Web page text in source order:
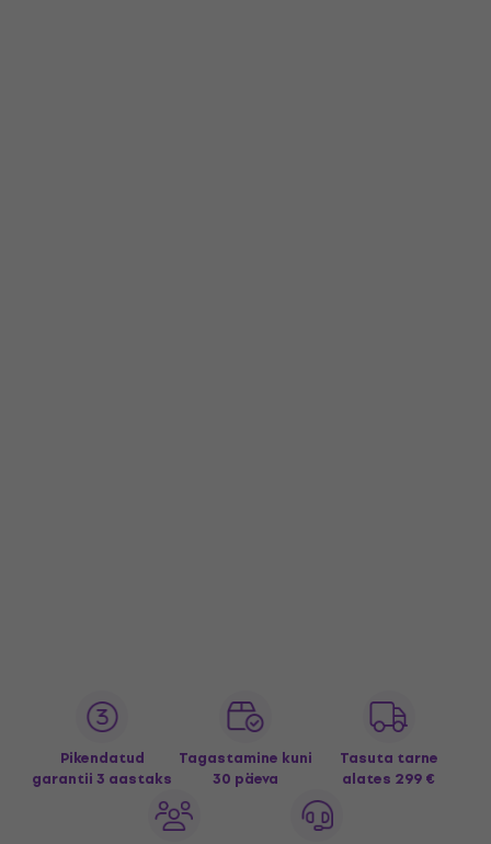
Pikendatud
garantii 3 aastaks
Tagastamine kuni
30 päeva
Tasuta tarne
alates 299 €